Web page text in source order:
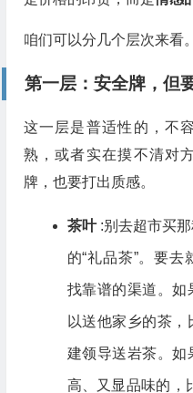
咱们可以分几个层次来看。
第一层：安全牌，但
这一层是普适性的，不
熟，或者实在摸不清对
牌，也要打出质感。
茶叶 :别去超市买
的“礼品茶”。要
找靠谱的渠道。如
以送他家乡的茶
建领导送岩茶。如
高、又显品味的，